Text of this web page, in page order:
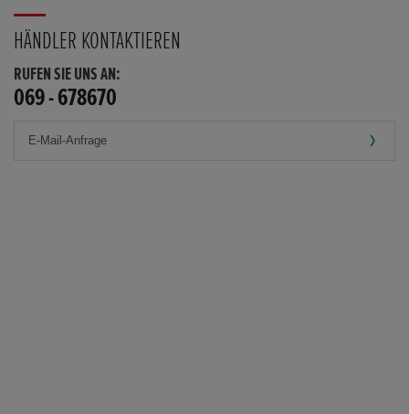
HÄNDLER KONTAKTIEREN
RUFEN SIE UNS AN:
069 - 678670